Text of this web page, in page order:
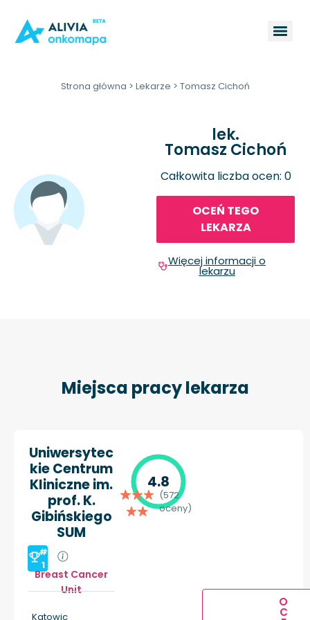
Strona główna > Lekarze > Tomasz Cichoń
lek.
Tomasz Cichoń
Całkowita liczba ocen: 0
OCEŃ TEGO
LEKARZA
Więcej informacji o
lekarzu
Miejsca pracy lekarza
Uniwersytec
kie Centrum
Kliniczne im.
prof. K.
Gibińskiego
SUM
#
1
Breast Cancer
Unit
Katowic
4.8
(572
oceny)
O
C